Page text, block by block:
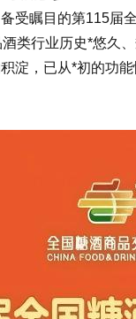
受瞩目的第115届
类行业历史*悠久
淀，已从*初的功